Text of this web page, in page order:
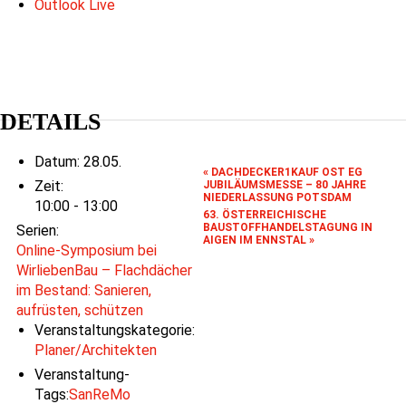
Outlook Live
DETAILS
Datum: 28.05.
Zeit:
10:00 - 13:00
Serien:
Online-Symposium bei
WirliebenBau – Flachdächer
im Bestand: Sanieren,
aufrüsten, schützen
Veranstaltungskategorie:
Planer/Architekten
Veranstaltung-
Tags:SanReMo
« DACHDECKER1KAUF OST EG
JUBILÄUMSMESSE – 80 JAHRE
NIEDERLASSUNG POTSDAM
63. ÖSTERREICHISCHE
BAUSTOFFHANDELSTAGUNG IN
AIGEN IM ENNSTAL »